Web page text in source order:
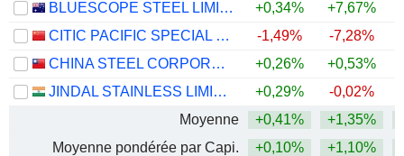
BLUESCOPE STEEL LIMITED
+0,34% +7,67%
CITIC PACIFIC SPECIAL STEEL GROUP CO., LTD
-1,49% -7,28%
CHINA STEEL CORPORATION
+0,26% +0,53%
JINDAL STAINLESS LIMITED
+0,29% -0,02%
Moyenne
+0,41% +1,35%
Moyenne pondérée par Capi.
+0,10% +1,10%